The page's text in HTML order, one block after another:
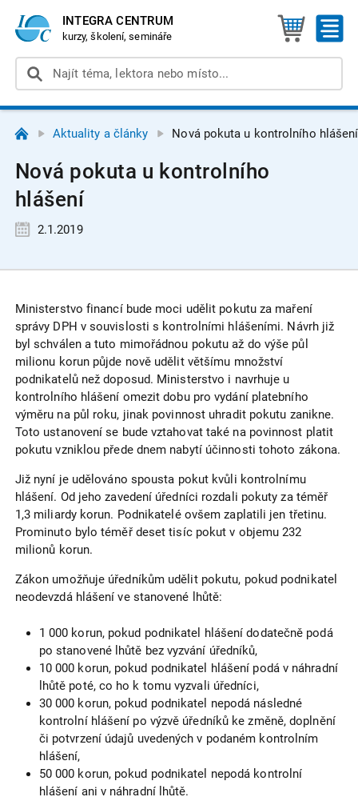
INTEGRA CENTRUM
kurzy, školení, semináře
Aktuality a články Nová pokuta u kontrolního hlášení
Nová pokuta u kontrolního
hlášení
2.1.2019
Ministerstvo financí bude moci udělit pokutu za maření
správy DPH v souvislosti s kontrolními hlášeními. Návrh již
byl schválen a tuto mimořádnou pokutu až do výše půl
milionu korun půjde nově udělit většímu množství
podnikatelů než doposud. Ministerstvo i navrhuje u
kontrolního hlášení omezit dobu pro vydání platebního
výměru na půl roku, jinak povinnost uhradit pokutu zanikne.
Toto ustanovení se bude vztahovat také na povinnost platit
pokutu vzniklou přede dnem nabytí účinnosti tohoto zákona.
Již nyní je udělováno spousta pokut kvůli kontrolnímu
hlášení. Od jeho zavedení úředníci rozdali pokuty za téměř
1,3 miliardy korun. Podnikatelé ovšem zaplatili jen třetinu.
Prominuto bylo téměř deset tisíc pokut v objemu 232
milionů korun.
Zákon umožňuje úředníkům udělit pokutu, pokud podnikatel
neodevzdá hlášení ve stanovené lhůtě:
1 000 korun, pokud podnikatel hlášení dodatečně podá
po stanovené lhůtě bez vyzvání úředníků,
10 000 korun, pokud podnikatel hlášení podá v náhradní
lhůtě poté, co ho k tomu vyzvali úředníci,
30 000 korun, pokud podnikatel nepodá následné
kontrolní hlášení po výzvě úředníků ke změně, doplnění
či potvrzení údajů uvedených v podaném kontrolním
hlášení,
50 000 korun, pokud podnikatel nepodá kontrolní
hlášení ani v náhradní lhůtě.